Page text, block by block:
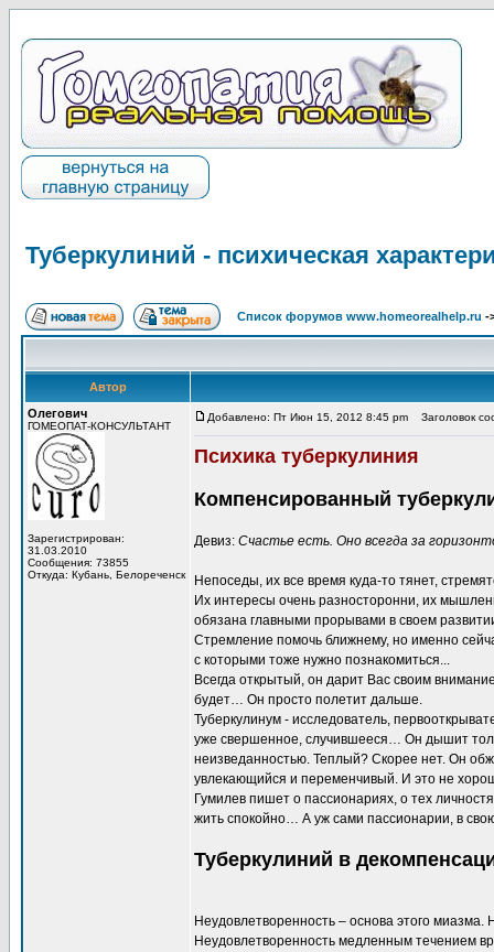
Туберкулиний - психическая
Список форумов www.homeorealhelp.ru -
Автор
Олегович
ГОМЕОПАТ-КОНСУЛЬТАНТ
Зарегистрирован:
31.03.2010
Сообщения: 73855
Откуда: Кубань, Белореченск
Добавлено: Пт Июн 15, 2012 8:45 pm Заголовок
Психика туберкулиния
Компенсированный
Девиз: Счастье есть. Оно всегда за
Непоседы, их все время куда-то тянет,
Их интересы очень разносторонни, их
обязана главными прорывами в своем
Стремление помочь ближнему, но именно
с которыми тоже нужно познакомиться...
Всегда открытый, он дарит Вас своим
будет… Он просто полетит дальше.
Туберкулинум - исследователь,
уже свершенное, случившееся… Он дышит
неизведанностью. Теплый? Скорее нет. Он
увлекающийся и переменчивый. И это не
Гумилев пишет о пассионариях, о тех
жить спокойно… А уж сами пассионарии, в
Туберкулиний в
Неудовлетворенность – основа этого
Неудовлетворенность медленным течением